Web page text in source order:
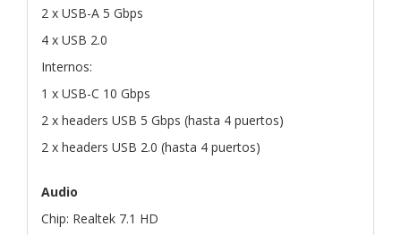
2 x USB-A 5 Gbps
4 x USB 2.0
Internos:
1 x USB-C 10 Gbps
2 x headers USB 5 Gbps (hasta 4 puertos)
2 x headers USB 2.0 (hasta 4 puertos)
Audio
Chip: Realtek 7.1 HD